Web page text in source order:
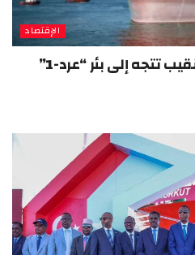
الإقتصاد
“تشاغري باي” التركية للتنقيب تتجه إلى بئر “عرد-1”